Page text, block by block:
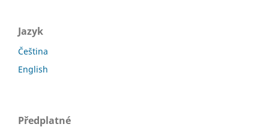
Jazyk
Čeština
English
Předplatné